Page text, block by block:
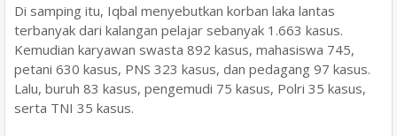
Di samping itu, Iqbal menyebutkan korban laka lantas
terbanyak dari kalangan pelajar sebanyak 1.663 kasus.
Kemudian karyawan swasta 892 kasus, mahasiswa 745,
petani 630 kasus, PNS 323 kasus, dan pedagang 97 kasus.
Lalu, buruh 83 kasus, pengemudi 75 kasus, Polri 35 kasus,
serta TNI 35 kasus.